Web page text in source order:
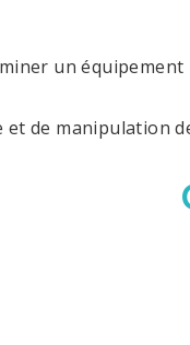
un équipement
et de manipulation